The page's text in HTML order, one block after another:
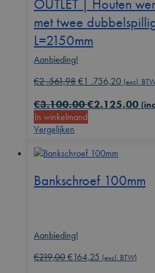
OUTLET | Houten
met twee
L=2150mm
Aanbieding!
€2 .561,98Oorspronkelijke
was:
€2
€1 .756,20Huidige
is:
(excl.
€3.100,00€2.125,00
In winkelmand
Vergelijken
Bankschroef 100mm
Aanbieding!
€219,00Oorspronkelijke
€164,25 Huidige
(excl. BTW)